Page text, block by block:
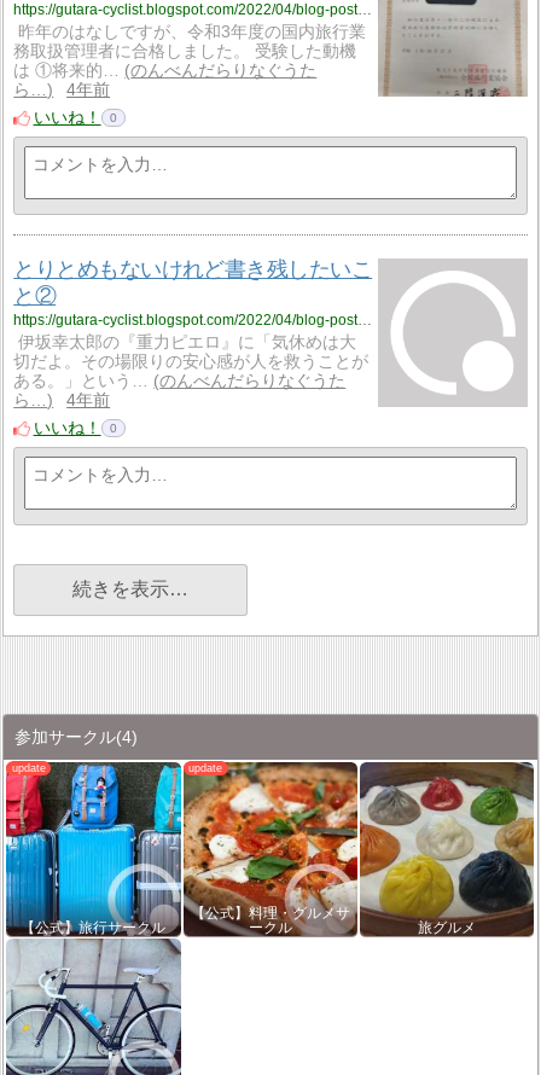
https://gutara-cyclist.blogspot.com/2022/04/blog-post_4.html
昨年のはなしですが、令和3年度の国内旅行業
務取扱管理者に合格しました。 受験した動機
は ①将来的…
のんべんだらりなぐうた
ら…
4年前
いいね！
0
とりとめもないけれど書き残したいこ
と②
https://gutara-cyclist.blogspot.com/2022/04/blog-post_16.html
伊坂幸太郎の『重力ピエロ』に「気休めは大
切だよ。その場限りの安心感が人を救うことが
ある。」という…
のんべんだらりなぐうた
ら…
4年前
いいね！
0
続きを表示…
参加サークル(4)
【公式】旅行サークル
【公式】料理・グルメサ
ークル
旅グルメ